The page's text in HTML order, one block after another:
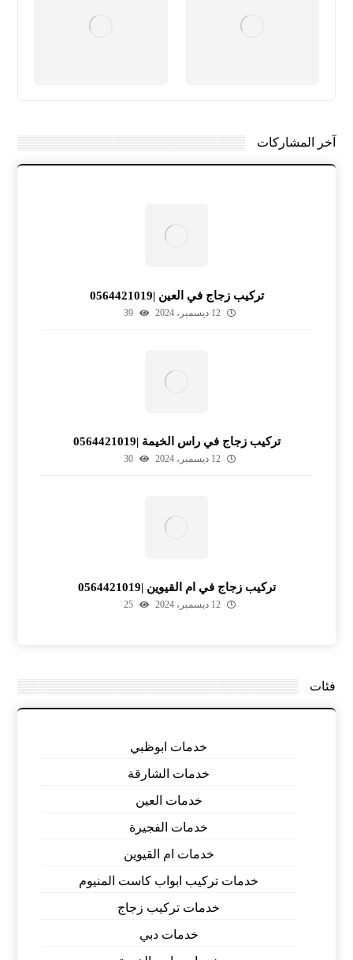
آخر المشاركات
تركيب زجاج في العين |0564421019
12 ديسمبر، 2024 39
تركيب زجاج في راس الخيمة |0564421019
12 ديسمبر، 2024 30
تركيب زجاج في ام القيوين |0564421019
12 ديسمبر، 2024 25
فئات
خدمات ابوظبي
خدمات الشارقة
خدمات العين
خدمات الفجيرة
خدمات ام القيوين
خدمات تركيب ابواب كاست المنيوم
خدمات تركيب زجاج
خدمات دبي